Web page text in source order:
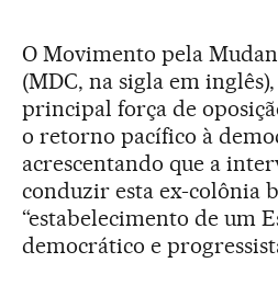
O Movimento pela
(MDC, na sigla em
principal força de
o retorno pacífico à
acrescentando que a
conduzir esta ex-colônia
“estabelecimento de um
democrático e